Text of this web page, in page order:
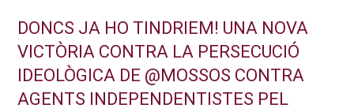
DONCS JA HO TINDRIEM! UNA NOVA
VICTÒRIA CONTRA LA PERSECUCIÓ
IDEOLÒGICA DE @MOSSOS CONTRA
AGENTS INDEPENDENTISTES PEL